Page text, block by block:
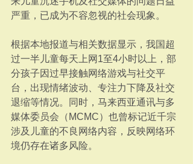
严重，已成为不容忽视的社会现象。
根据本地报道与相关数据显示，我国超
过一半儿童每天上网1至4小时以上，部
分孩子因过早接触网络游戏与社交平
台，出现情绪波动、专注力下降及社交
退缩等情况。同时，马来西亚通讯与多
媒体委员会（MCMC）也曾标记近千宗
涉及儿童的不良网络内容，反映网络环
境仍存在诸多风险。